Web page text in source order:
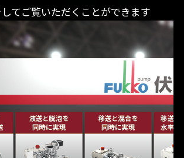
てご覧いただくことができます